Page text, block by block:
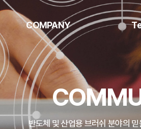
COMPANY
Company Introduction
History
Organization chart
반도체 및 산업용 브러쉬 분야의